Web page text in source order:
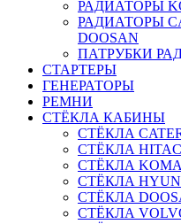
РАДИАТОРЫ
РАДИАТОРЫ
DOOSAN
ПАТРУБКИ
СТАРТЕРЫ
ГЕНЕРАТОРЫ
РЕМНИ
СТЁКЛА КАБИНЫ
СТЁКЛА
СТЁКЛА
СТЁКЛА
СТЁКЛА
СТЁКЛА
СТЁКЛА